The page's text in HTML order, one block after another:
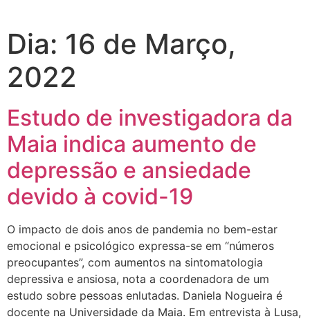
Dia: 16 de Março,
2022
Estudo de investigadora da
Maia indica aumento de
depressão e ansiedade
devido à covid-19
O impacto de dois anos de pandemia no bem-estar
emocional e psicológico expressa-se em “números
preocupantes”, com aumentos na sintomatologia
depressiva e ansiosa, nota a coordenadora de um
estudo sobre pessoas enlutadas. Daniela Nogueira é
docente na Universidade da Maia. Em entrevista à Lusa,